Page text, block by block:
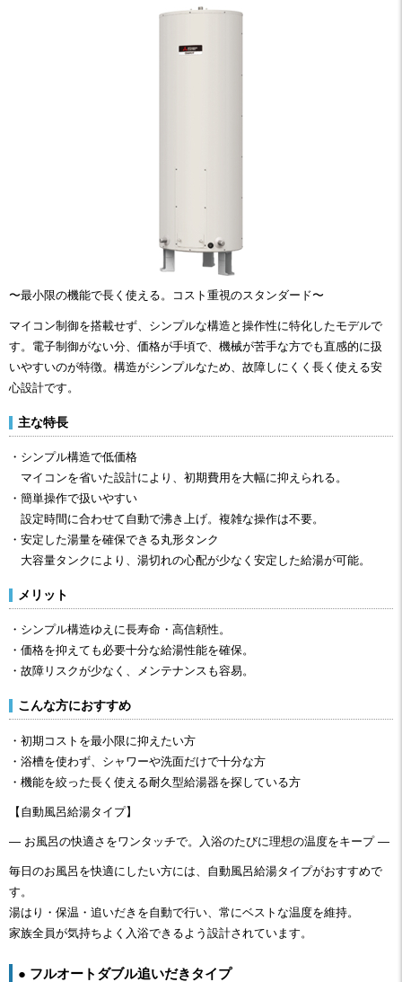
〜最小限の機能で長く使える。コスト重視のスタンダード〜
マイコン制御を搭載せず、シンプルな構造と操作性に特化したモデルで
す。電子制御がない分、価格が手頃で、機械が苦手な方でも直感的に扱
いやすいのが特徴。構造がシンプルなため、故障しにくく長く使える安
心設計です。
主な特長
・シンプル構造で低価格
マイコンを省いた設計により、初期費用を大幅に抑えられる。
・簡単操作で扱いやすい
設定時間に合わせて自動で沸き上げ。複雑な操作は不要。
・安定した湯量を確保できる丸形タンク
大容量タンクにより、湯切れの心配が少なく安定した給湯が可能。
メリット
・シンプル構造ゆえに長寿命・高信頼性。
・価格を抑えても必要十分な給湯性能を確保。
・故障リスクが少なく、メンテナンスも容易。
こんな方におすすめ
・初期コストを最小限に抑えたい方
・浴槽を使わず、シャワーや洗面だけで十分な方
・機能を絞った長く使える耐久型給湯器を探している方
【自動風呂給湯タイプ】
― お風呂の快適さをワンタッチで。入浴のたびに理想の温度をキープ ―
毎日のお風呂を快適にしたい方には、自動風呂給湯タイプがおすすめで
す。
湯はり・保温・追いだきを自動で行い、常にベストな温度を維持。
家族全員が気持ちよく入浴できるよう設計されています。
● フルオートダブル追いだきタイプ